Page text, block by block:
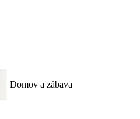
Domov a zábava